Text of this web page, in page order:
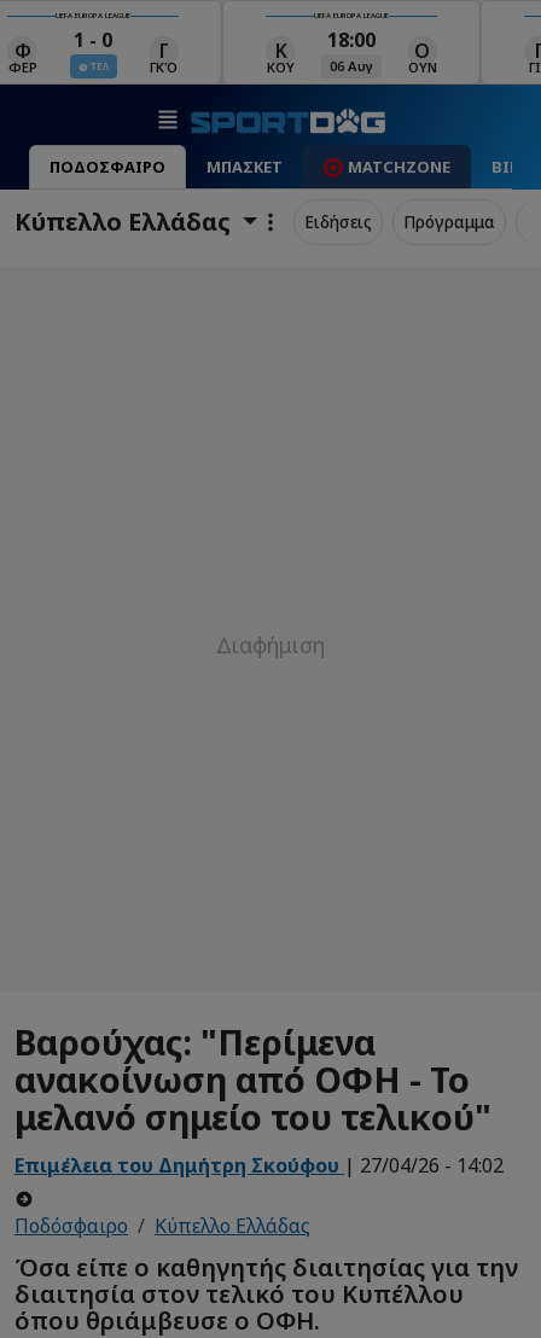
UEFA EUROPA LEAGUE
Κ 18:00
06 Αυγ ΟΥΝ
UEFA EUROPA LEAGUE
ΓΙΑ
19:00
06 Αυγ
Ρ
ΡΈΙ ΜΑΚ
ΠΟΔΟΣΦΑΙΡΟ ΜΠΑΣΚΕΤ MATCHZONE
Κύπελλο Ελλάδας Ειδήσεις Πρόγραμμα
Βαρούχας: "Περίμενα
ανακοίνωση από ΟΦΗ - Το
μελανό σημείο του τελικού"
Επιμέλεια του Δημήτρη Σκούφου | 27/04/26 - 14:02
Ποδόσφαιρο Κύπελλο Ελλάδας
Όσα είπε ο καθηγητής διαιτησίας για την
διαιτησία στον τελικό του Κυπέλλου
όπου θριάμβευσε ο ΟΦΗ.